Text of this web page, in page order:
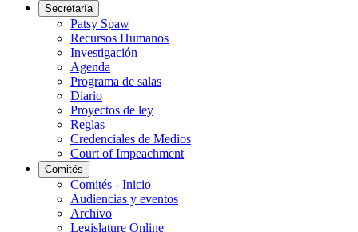
Secretaría
Patsy Spaw
Recursos Humanos
Investigación
Agenda
Programa de salas
Diario
Proyectos de ley
Reglas
Credenciales de Medios
Court of Impeachment
Comités
Comités - Inicio
Audiencias y eventos
Archivo
Legislature Online